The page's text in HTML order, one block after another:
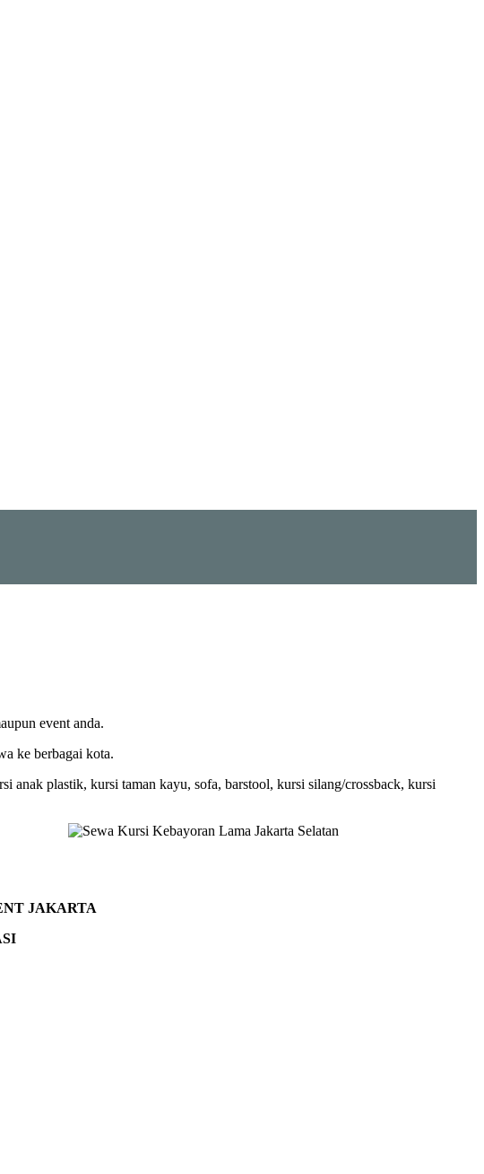
event anda.
ke berbagai kota.
plastik, kursi taman kayu, sofa, barstool, kursi silang/crossback, kursi
JAKARTA